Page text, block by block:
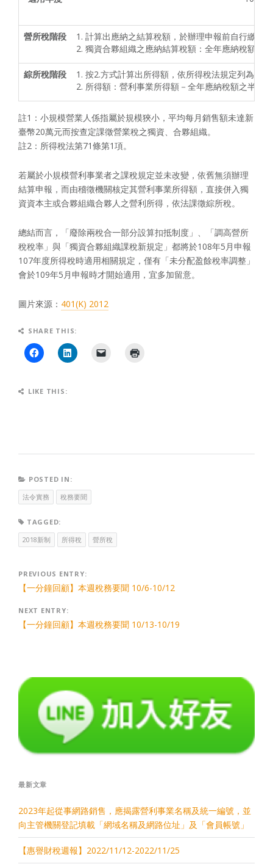
營所稅階段
1. 計算出應納之結算稅額，於辦理申報前自行繳納。
2. 獨資合夥組織之應納結算稅額：全年應納稅額之
綜所稅階段
1. 按2.方式計算出所得額，依所得稅法規定列為獨
2. 所得額：營利事業所得額－全年應納稅額之半數。
註1：小規模營業人係指屬於規模狹小，平均每月銷售額未達新
臺幣20萬元而按查定課徵營業稅之獨資、合夥組織。
註2：所得稅法第71條第1項。
若屬於小規模營利事業者之課稅規定並未改變，依舊無須辦理
結算申報，而由稽徵機關核定其營利事業所得額，直接併入獨
資資本主或合夥組織合夥人之營利所得，依法課徵綜所稅。
總結而言，「廢除兩稅合一部分設算扣抵制度」、「調高營所
稅稅率」與「獨資合夥組織課稅新規定」都將於108年5月申報
107年度所得稅時適用相關規定，僅有「未分配盈餘稅率調整」
會於109年5月申報時才開始適用，宜多加留意。
圖片來源： 401(K) 2012
SHARE THIS:
LIKE THIS:
POSTED IN:
法令實務
稅務要聞
TAGGED:
2018新制
所得稅 營所稅
Post
navigation
PREVIOUS ENTRY:
【一分鐘回顧】本週稅務要聞 10/6-10/12
NEXT ENTRY:
【一分鐘回顧】本週稅務要聞 10/13-10/19
最新文章
2023年起從事網路銷售，應揭露營利事業名稱及統一編號，並
向主管機關登記填載「網域名稱及網路位址」及「會員帳號」
【惠譽財稅週報】2022/11/12-2022/11/25